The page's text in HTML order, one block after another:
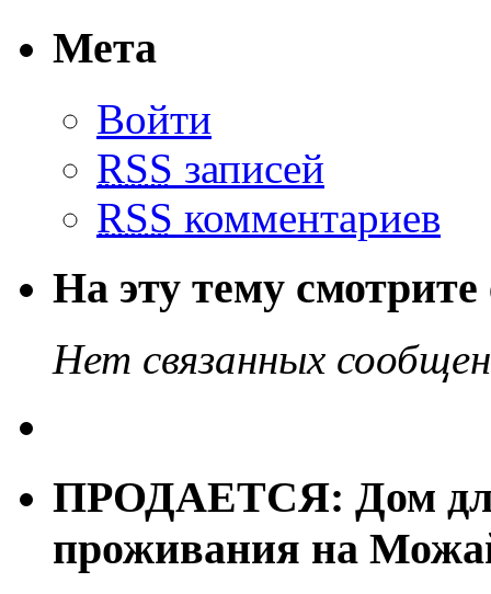
Мета
Войти
RSS записей
RSS комментариев
На эту тему
Нет связанных
ПРОДАЕТСЯ: Дом для
проживания на